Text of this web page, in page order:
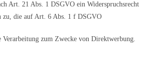
Art. 21 Abs. 1 DSGVO ein Widerspruchsrecht
zu, die auf Art. 6 Abs. 1 f DSGVO
Verarbeitung zum Zwecke von Direktwerbung.